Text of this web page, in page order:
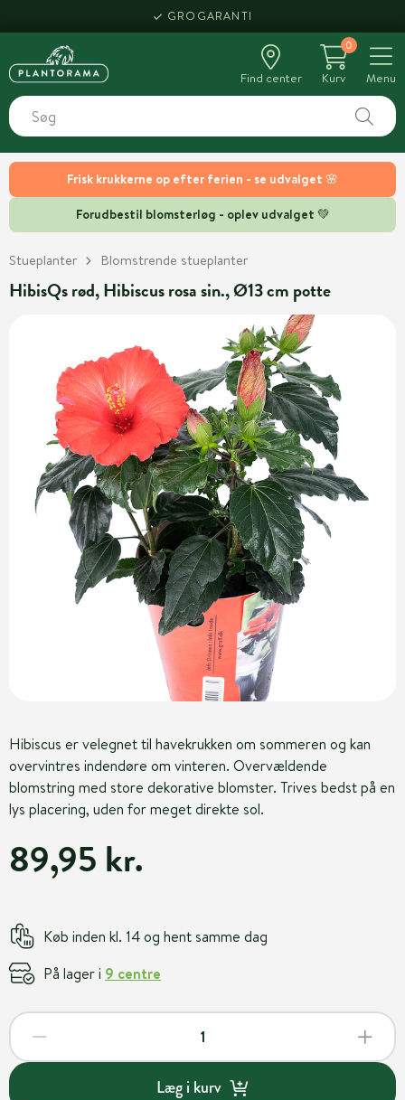
Frisk krukkerne op efter ferien - se udvalget 🌸
Forudbestil blomsterløg - oplev udvalget 💚
GROGARANTI
Find center
0
Kurv
Menu
Stueplanter Blomstrende stueplanter
HibisQs rød, Hibiscus rosa sin., Ø13 cm potte
Hibiscus er velegnet til havekrukken om sommeren og kan
overvintres indendøre om vinteren. Overvældende
blomstring med store dekorative blomster. Trives bedst på en
lys placering, uden for meget direkte sol.
89,95 kr.
Køb inden kl. 14 og hent samme dag
På lager i 9 centre
Læg i kurv